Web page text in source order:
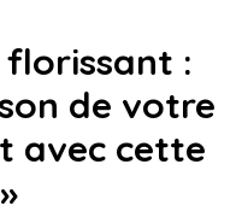
florissant :
de votre
avec cette